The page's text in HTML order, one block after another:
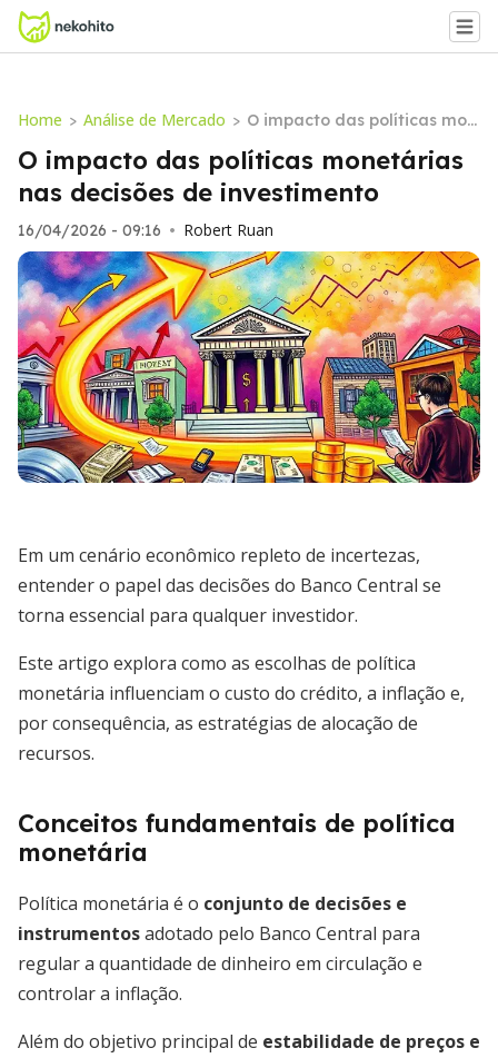
Home > Análise de Mercado > O impacto das políticas mon
etárias nas decisões de inve
stimento
O impacto das políticas monetárias
nas decisões de investimento
16/04/2026 - 09:16 • Robert Ruan
Em um cenário econômico repleto de incertezas,
entender o papel das decisões do Banco Central se
torna essencial para qualquer investidor.
Este artigo explora como as escolhas de política
monetária influenciam o custo do crédito, a inflação e,
por consequência, as estratégias de alocação de
recursos.
Conceitos fundamentais de política
monetária
Política monetária é o conjunto de decisões e
instrumentosadotado pelo Banco Central para
regular a quantidade de dinheiro em circulação e
controlar a inflação.
Além do objetivo principal de estabilidade de preços e